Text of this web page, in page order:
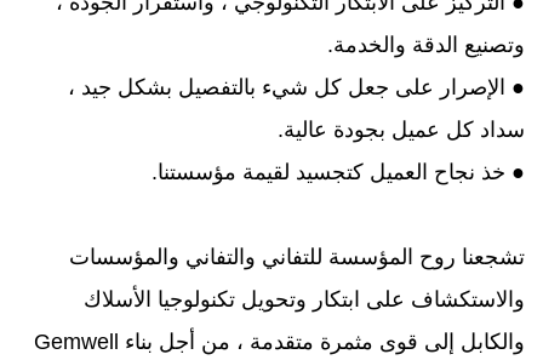
وتصنيع الدقة والخدمة.
● الإصرار على جعل كل شيء بالتفصيل بشكل جيد ،
سداد كل عميل بجودة عالية.
● خذ نجاح العميل كتجسيد لقيمة مؤسستنا.
تشجعنا روح المؤسسة للتفاني والتفاني والمؤسسات
والاستكشاف على ابتكار وتحويل تكنولوجيا الأسلاك
والكابل إلى قوى مثمرة متقدمة ، من أجل بناء Gemwell